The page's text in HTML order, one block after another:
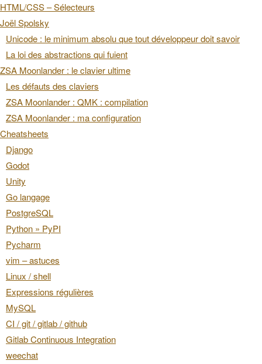
HTML/CSS – Sélecteurs
Joël Spolsky
Unicode : le minimum absolu que tout développeur doit savoir
La loi des abstractions qui fuient
ZSA Moonlander : le clavier ultime
Les défauts des claviers
ZSA Moonlander : QMK : compilation
ZSA Moonlander : ma configuration
Cheatsheets
Django
Godot
Unity
Go langage
PostgreSQL
Python » PyPI
Pycharm
vim – astuces
Linux / shell
Expressions régulières
MySQL
CI / git / gitlab / github
Gitlab Continuous Integration
weechat